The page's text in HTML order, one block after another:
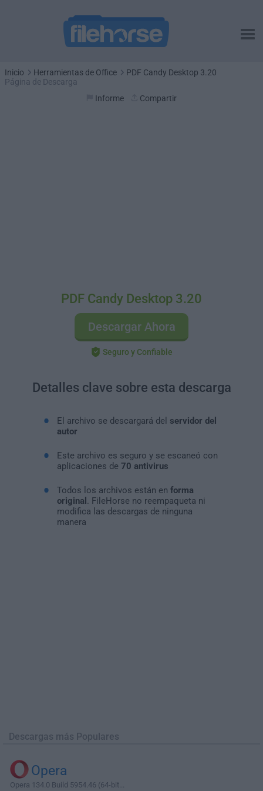
Inicio Herramientas de Office
PDF Candy Desktop 3.20
Página de Descarga
Informe
Compartir
PDF Candy Desktop 3.20
Descargar Ahora
Seguro y Confiable
Detalles clave sobre esta descarga
El archivo se descargará del servidor del
autor
Este archivo es seguro y se escaneó con
aplicaciones de 70 antivirus
Todos los archivos están en forma
original
. FileHorse no reempaqueta ni
modifica las descargas de ninguna
manera
Descargas más Populares
Opera
Opera 134.0 Build 5954.46 (64-bit...